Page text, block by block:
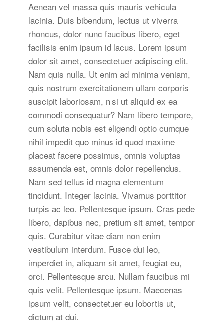
Aenean vel massa quis mauris vehicula
lacinia. Duis bibendum, lectus ut viverra
rhoncus, dolor nunc faucibus libero, eget
facilisis enim ipsum id lacus. Lorem ipsum
dolor sit amet, consectetuer adipiscing elit.
Nam quis nulla. Ut enim ad minima veniam,
quis nostrum exercitationem ullam corporis
suscipit laboriosam, nisi ut aliquid ex ea
commodi consequatur? Nam libero tempore,
cum soluta nobis est eligendi optio cumque
nihil impedit quo minus id quod maxime
placeat facere possimus, omnis voluptas
assumenda est, omnis dolor repellendus.
Nam sed tellus id magna elementum
tincidunt. Integer lacinia. Vivamus porttitor
turpis ac leo. Pellentesque ipsum. Cras pede
libero, dapibus nec, pretium sit amet, tempor
quis. Curabitur vitae diam non enim
vestibulum interdum. Fusce dui leo,
imperdiet in, aliquam sit amet, feugiat eu,
orci. Pellentesque arcu. Nullam faucibus mi
quis velit. Pellentesque ipsum. Maecenas
ipsum velit, consectetuer eu lobortis ut,
dictum at dui.